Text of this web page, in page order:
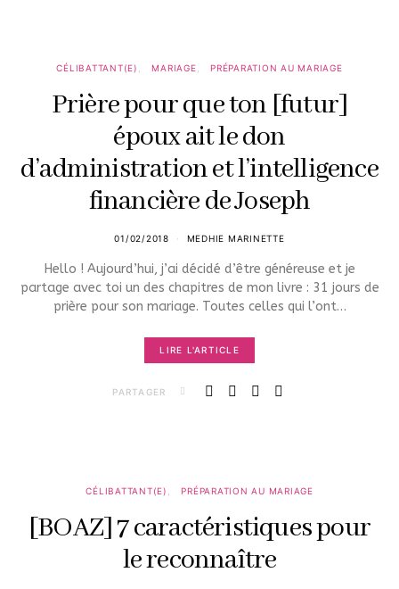
CÉLIBATTANT(E) MARIAGE PRÉPARATION AU MARIAGE
Prière pour que ton [futur]
époux ait le don
d’administration et l’intelligence
financière de Joseph
01/02/2018 MEDHIE MARINETTE
Hello ! Aujourd’hui, j’ai décidé d’être généreuse et je
partage avec toi un des chapitres de mon livre : 31 jours de
prière pour son mariage. Toutes celles qui l’ont…
LIRE L'ARTICLE
PARTAGER
CÉLIBATTANT(E) PRÉPARATION AU MARIAGE
[BOAZ] 7 caractéristiques pour
le reconnaître